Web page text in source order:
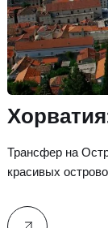
Трансфер на
красивых